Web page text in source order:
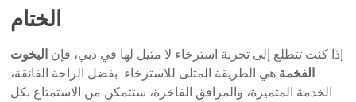
الختام
إذا كنت تتطلع إلى تجربة استرخاء لا مثيل لها في دبي، فإن اليخوت
الفخمة هي الطريقة المثلى للاسترخاء. بفضل الراحة الفائقة،
الخدمة المتميزة، والمرافق الفاخرة، ستتمكن من الاستمتاع بكل